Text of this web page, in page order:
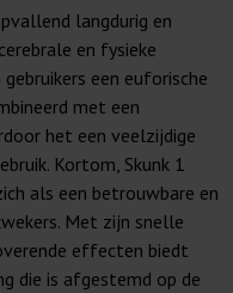
langdurig en
en fysieke
een euforische
met een
het een veelzijdige
Kortom, Skunk 1
als een betrouwbare en
Met zijn snelle
effecten biedt
die is afgestemd op de